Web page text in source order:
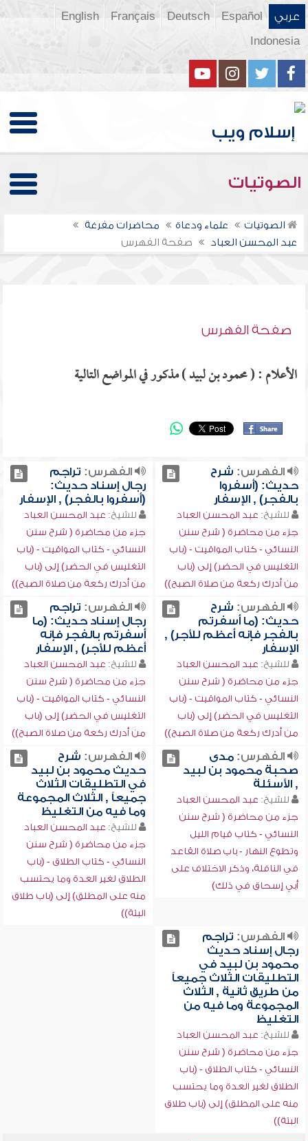
عربي Español
Deutsch
Français
English
Indonesia
الصوتيات
الصوتيات علماء ودعاة
محاضرات مفرغة
عبد المحسن العباد
صفحة الفهرس
صفحة الفهرس
الأعلام : ( محمود بن لبيد ) مذكور في المواضع التالية
الفهرس: شرح
حديث: (أسفروا
بالفجر) , الإسفار
للشيخ: عبد المحسن العباد
جزء من محاضرة ( شرح سنن
النسائي - كتاب المواقيت - (باب
التغليس في الحضر) إلى (باب
من أدرك ركعة من صلاة الصبح))
الفهرس: تراجم
رجال إسناد حديث:
(أسفروا بالفجر) , الإسفار
للشيخ: عبد المحسن العباد
جزء من محاضرة ( شرح سنن
النسائي - كتاب المواقيت - (باب
التغليس في الحضر) إلى (باب
من أدرك ركعة من صلاة الصبح))
الفهرس: شرح
حديث: (ما أسفرتم
بالفجر فإنه أعظم للأجر) ,
الإسفار
للشيخ: عبد المحسن العباد
جزء من محاضرة ( شرح سنن
النسائي - كتاب المواقيت - (باب
التغليس في الحضر) إلى (باب
من أدرك ركعة من صلاة الصبح))
الفهرس: تراجم
رجال إسناد حديث: (ما
أسفرتم بالفجر فإنه
أعظم للأجر) , الإسفار
للشيخ: عبد المحسن العباد
جزء من محاضرة ( شرح سنن
النسائي - كتاب المواقيت - (باب
التغليس في الحضر) إلى (باب
من أدرك ركعة من صلاة الصبح))
الفهرس:مدى
صحبة محمود بن لبيد
, الأسئلة
للشيخ: عبد المحسن العباد
جزء من محاضرة ( شرح سنن
النسائي - كتاب قيام الليل
وتطوع النهار - باب صلاة القاعد
في النافلة، وذكر الاختلاف على
أبي إسحاق في ذلك)
الفهرس: شرح
حديث محمود بن لبيد
في التطليقات الثلاث
جميعاً , الثلاث المجموعة
وما فيه من التغليظ
للشيخ: عبد المحسن العباد
جزء من محاضرة ( شرح سنن
النسائي - كتاب الطلاق - (باب
الطلاق لغير العدة وما يحتسب
منه على المطلق) إلى (باب طلاق
البتة))
الفهرس: تراجم
رجال إسناد حديث
محمود بن لبيد في
التطليقات الثلاث جميعاً
من طريق ثانية , الثلاث
المجموعة وما فيه من
التغليظ
للشيخ: عبد المحسن العباد
جزء من محاضرة ( شرح سنن
النسائي - كتاب الطلاق - (باب
الطلاق لغير العدة وما يحتسب
منه على المطلق) إلى (باب طلاق
البتة))